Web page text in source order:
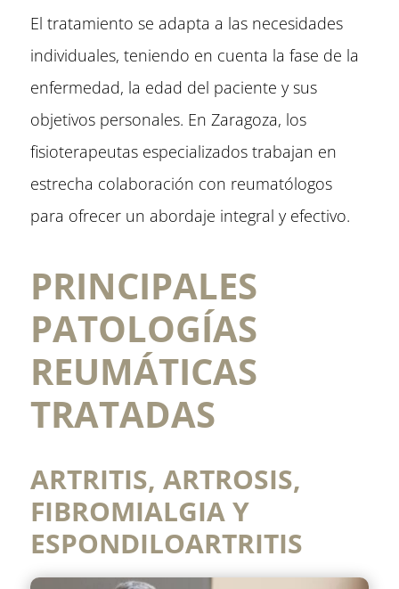
El tratamiento se adapta a las necesidades
individuales, teniendo en cuenta la fase de la
enfermedad, la edad del paciente y sus
objetivos personales. En Zaragoza, los
fisioterapeutas especializados trabajan en
estrecha colaboración con reumatólogos
para ofrecer un abordaje integral y efectivo.
PRINCIPALES
PATOLOGÍAS
REUMÁTICAS
TRATADAS
ARTRITIS, ARTROSIS,
FIBROMIALGIA Y
ESPONDILOARTRITIS